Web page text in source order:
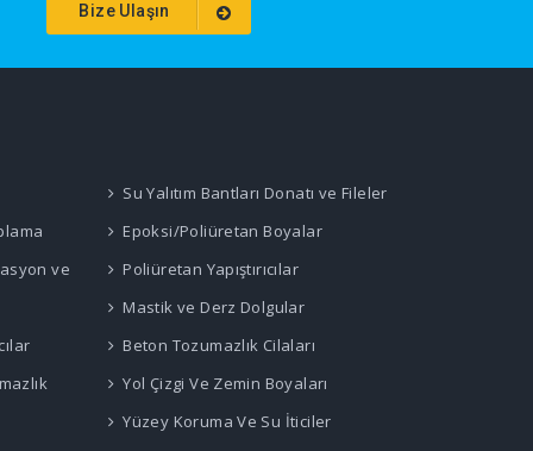
Bize Ulaşın
Su Yalıtım Bantları Donatı ve Fileler
Epoksi/Poliüretan Boyalar
ve
Poliüretan Yapıştırıcılar
Mastik ve Derz Dolgular
Beton Tozumazlık Cilaları
Yol Çizgi Ve Zemin Boyaları
Yüzey Koruma Ve Su İticiler